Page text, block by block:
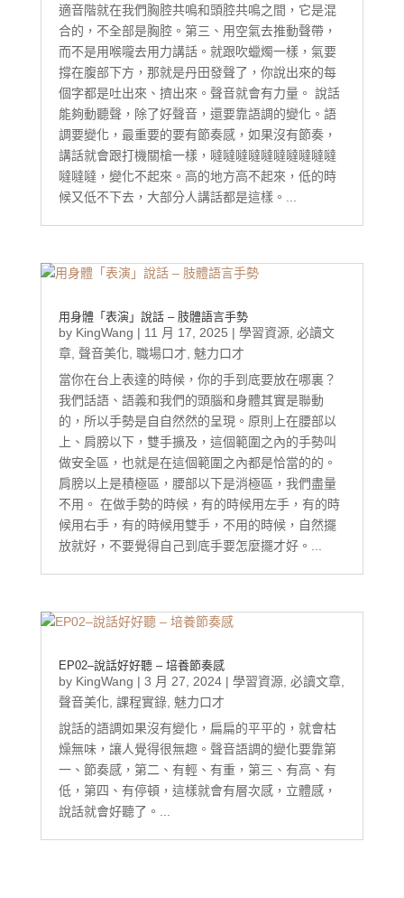
適音階就在我們胸腔共鳴和頭腔共鳴之間，它是混
合的，不全部是胸腔。第三、用空氣去推動聲帶，
而不是用喉嚨去用力講話。就跟吹蠟燭一樣，氣要
撐在腹部下方，那就是丹田發聲了，你說出來的每
個字都是吐出來、擠出來。聲音就會有力量。 說話
能夠動聽聲，除了好聲音，還要靠語調的變化。語
調要變化，最重要的要有節奏感，如果沒有節奏，
講話就會跟打機關槍一樣，噠噠噠噠噠噠噠噠噠噠
噠噠噠，變化不起來。高的地方高不起來，低的時
候又低不下去，大部分人講話都是這樣。...
用身體「表演」說話 – 肢體語言手勢
by KingWang | 11 月 17, 2025 | 學習資源, 必讀文
章, 聲音美化, 職場口才, 魅力口才
當你在台上表達的時候，你的手到底要放在哪裏？
我們話語、語義和我們的頭腦和身體其實是聯動
的，所以手勢是自自然然的呈現。原則上在腰部以
上、肩膀以下，雙手擴及，這個範圍之內的手勢叫
做安全區，也就是在這個範圍之內都是恰當的的。
肩膀以上是積極區，腰部以下是消極區，我們盡量
不用。 在做手勢的時候，有的時候用左手，有的時
候用右手，有的時候用雙手，不用的時候，自然擺
放就好，不要覺得自己到底手要怎麼擺才好。...
EP02–說話好好聽 – 培養節奏感
by KingWang | 3 月 27, 2024| 學習資源, 必讀文章,
聲音美化, 課程實錄, 魅力口才
說話的語調如果沒有變化，扁扁的平平的，就會枯
燥無味，讓人覺得很無趣。聲音語調的變化要靠第
一、節奏感，第二、有輕、有重，第三、有高、有
低，第四、有停頓，這樣就會有層次感，立體感，
說話就會好聽了。...